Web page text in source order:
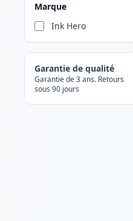
Marque
Ink Hero
Garantie de qualité
Garantie de 3 ans. Retours
sous 90 jours